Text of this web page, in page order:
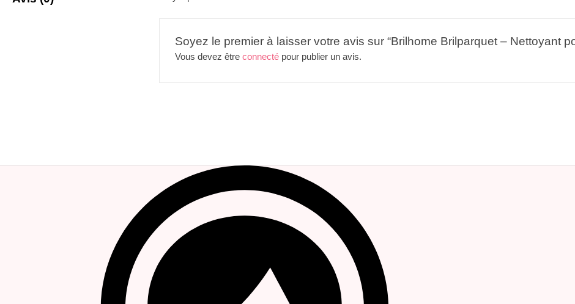
Soyez le premier à laisser votre avis sur “Brilhome Brilparquet – Nettoyant
Vous devez êtreconnecté pour publier un avis.